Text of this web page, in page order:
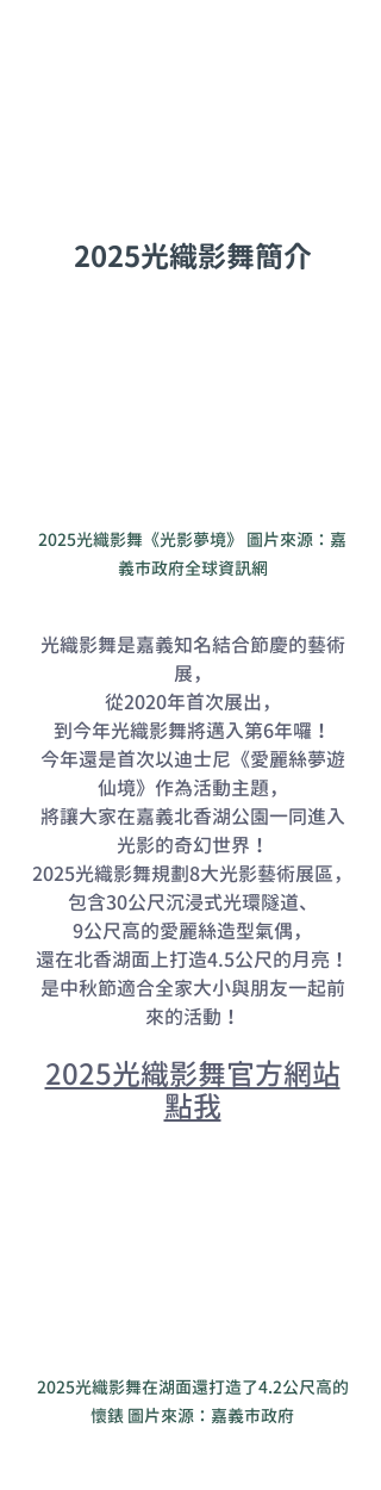
2025光織影舞簡介
2025光織影舞《光影夢境》 圖片來源：嘉
義市政府全球資訊網
光織影舞是嘉義知名結合節慶的藝術
展，
從2020年首次展出，
到今年光織影舞將邁入第6年囉！
今年還是首次以迪士尼《愛麗絲夢遊
仙境》作為活動主題，
將讓大家在嘉義北香湖公園一同進入
光影的奇幻世界！
2025光織影舞規劃8大光影藝術展區，
包含30公尺沉浸式光環隧道、
9公尺高的愛麗絲造型氣偶，
還在北香湖面上打造4.5公尺的月亮！
是中秋節適合全家大小與朋友一起前
來的活動！
2025光織影舞官方網站
點我
2025光織影舞在湖面還打造了4.2公尺高的
懷錶 圖片來源：嘉義市政府